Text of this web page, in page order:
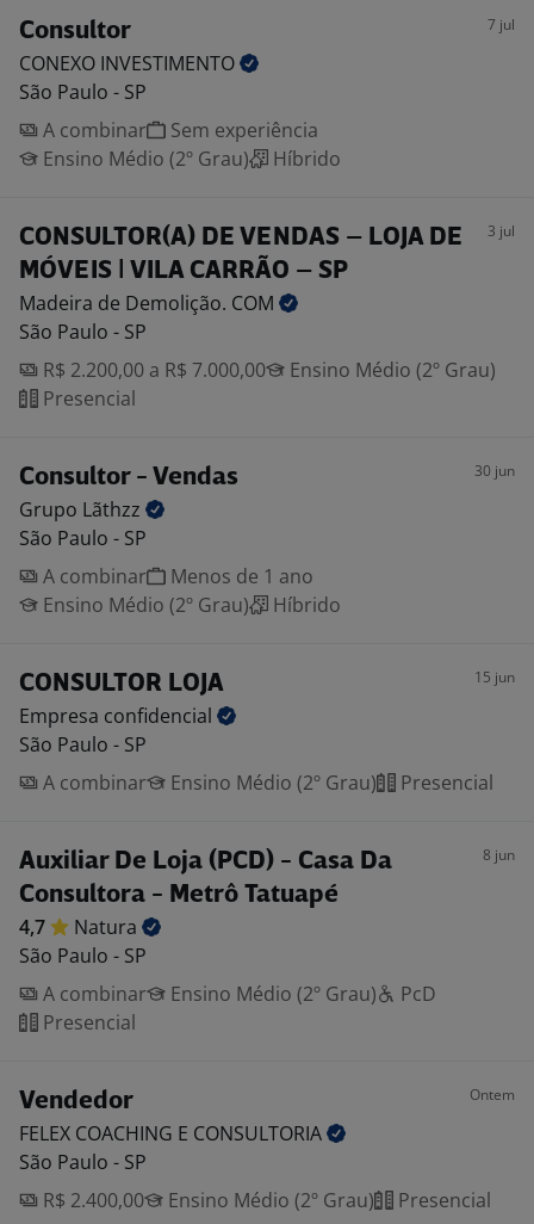
Consultor 7 jul
CONEXO INVESTIMENTO
São Paulo - SP
A combinar
Sem experiência
Ensino Médio (2º Grau)
Híbrido
CONSULTOR(A) DE VENDAS – LOJA DE
MÓVEIS | VILA CARRÃO – SP
3 jul
Madeira de Demolição. COM
São Paulo - SP
R$ 2.200,00 a R$ 7.000,00
Ensino Médio (2º Grau)
Presencial
Consultor - Vendas 30 jun
Grupo Lãthzz
São Paulo - SP
A combinar
Menos de 1 ano
Ensino Médio (2º Grau)
Híbrido
CONSULTOR LOJA 15 jun
Empresa confidencial
São Paulo - SP
A combinar
Ensino Médio (2º Grau) Presencial
Auxiliar De Loja (PCD) - Casa Da
Consultora - Metrô Tatuapé
8 jun
4,7
Natura
São Paulo - SP
A combinar
Ensino Médio (2º Grau)
PcD
Presencial
Vendedor Ontem
FELEX COACHING E CONSULTORIA
São Paulo - SP
R$ 2.400,00
Ensino Médio (2º Grau)
Presencial